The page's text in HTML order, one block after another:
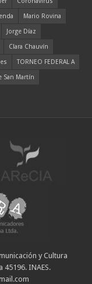
Mario Rovina
Jorge Díaz
Clara Chauvín
TORNEO FEDERAL A
San Martín
y Cultura
INAES.